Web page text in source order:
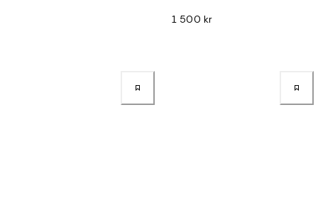
1 500 kr